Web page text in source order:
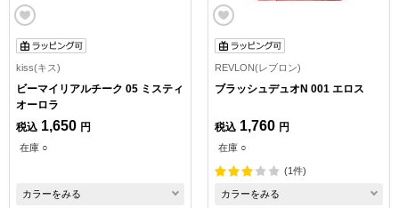
kiss(キス)
ビーマイリアルチーク 05 ミスティ
オーロラ
税込 1,650 円
在庫 ○
カラーをみる
REVLON(レブロン)
ブラッシュデュオN 001 エロス
税込 1,760 円
在庫 ○
(1件)
カラーをみる